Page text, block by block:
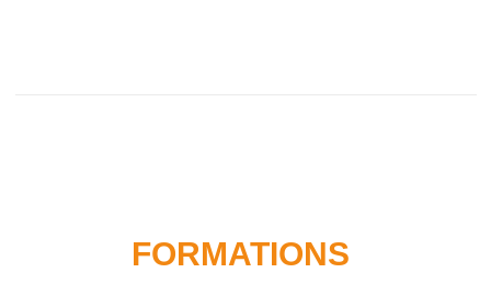
FORMATIONS